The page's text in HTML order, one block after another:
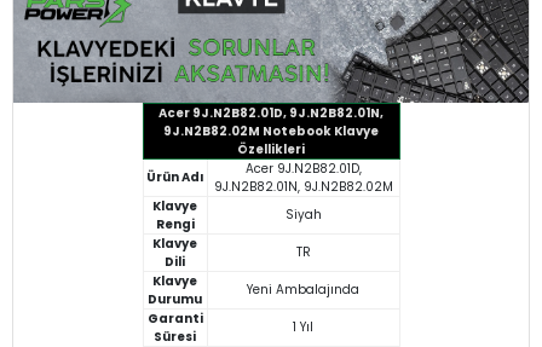
Acer 9J.N2B82.01D, 9J.N2B82.01N,
9J.N2B82.02M Notebook Klavye
Özellikleri
Ürün Adı
Acer 9J.N2B82.01D,
9J.N2B82.01N, 9J.N2B82.02M
Klavye
Rengi
Siyah
Klavye
Dili
TR
Klavye
Durumu
Yeni Ambalajında
Garanti
Süresi
1 Yıl